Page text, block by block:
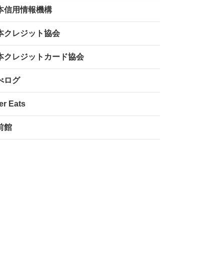
信用情報機構
クレジット協会
クレジットカード協会
ログ
Eats
館